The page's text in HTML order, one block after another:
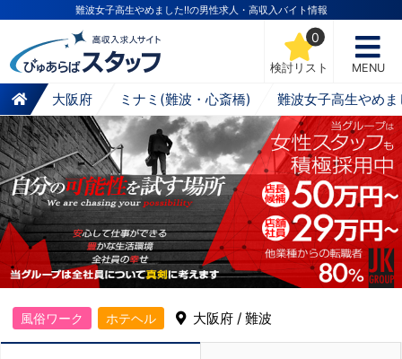
難波女子高生やめました!!の男性求人・高収入バイト情報
検討リスト
0
MENU
大阪府 ミナミ(難波・心斎橋) 難波女子高生やめま
風俗ワーク ホテヘル 大阪府 / 難波